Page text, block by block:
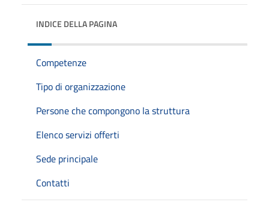
INDICE DELLA PAGINA
Competenze
Tipo di organizzazione
Persone che compongono la struttura
Elenco servizi offerti
Sede principale
Contatti